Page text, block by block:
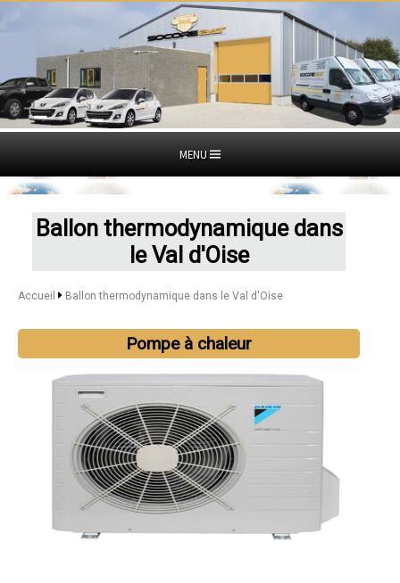
MENU
Ballon thermodynamique dans
le Val d'Oise
Accueil Ballon thermodynamique dans le Val d'Oise
Pompe à chaleur